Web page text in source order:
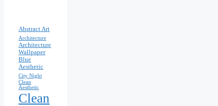
Abstract Art
Architecture
Architecture
Wallpaper
Blue
Aesthetic
City Night
Clean
Aesthetic
Clean